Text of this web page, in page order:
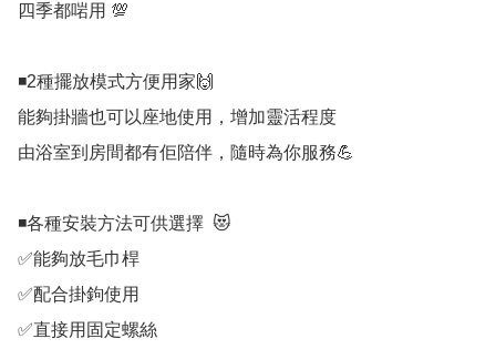
四季都啱用 💯
◾2種擺放模式方便用家🙌
能夠掛牆也可以座地使用，增加靈活程度
由浴室到房間都有佢陪伴，隨時為你服務💪
◾各種安裝方法可供選擇  😻
✅能夠放毛巾桿
✅配合掛鉤使用
✅直接用固定螺絲